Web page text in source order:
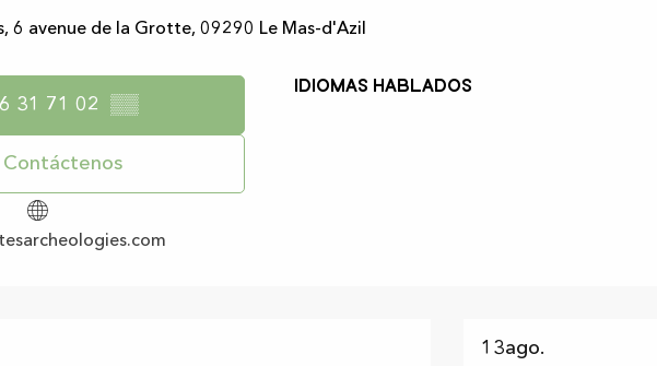
6 avenue de la Grotte, 09290 Le Mas-d'Azil
31 71 02 ▒▒
Contáctenos
Idiomas hablados
Idiomas hablados
13ago.